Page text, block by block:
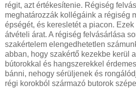
régit, azt értékesítenie. Régiség
meghatározzák kollégáink a régiség
épségét, és keresletét a piacon.
átvételi árat. A régiség felvásárlása
szakértelem elengedhetetlen
abban, hogy szakértő kezekbe kerül
bútorokkal és hangszerekkel
bánni, nehogy sérüljenek és
régi korokból származó butorok